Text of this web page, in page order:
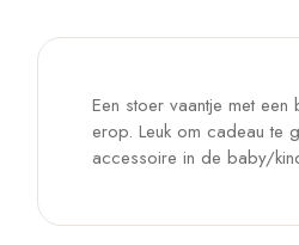
Een stoer vaantje met een
erop. Leuk om cadeau te
accessoire in de baby/